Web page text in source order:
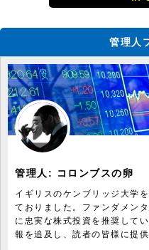
管理人
管理人: コロンブスの卵
イギリスのケンブリッジ大学
ておりました。ファンダメン
に忠実な株式投資を推奨して
報を追及し、読者の皆様に提